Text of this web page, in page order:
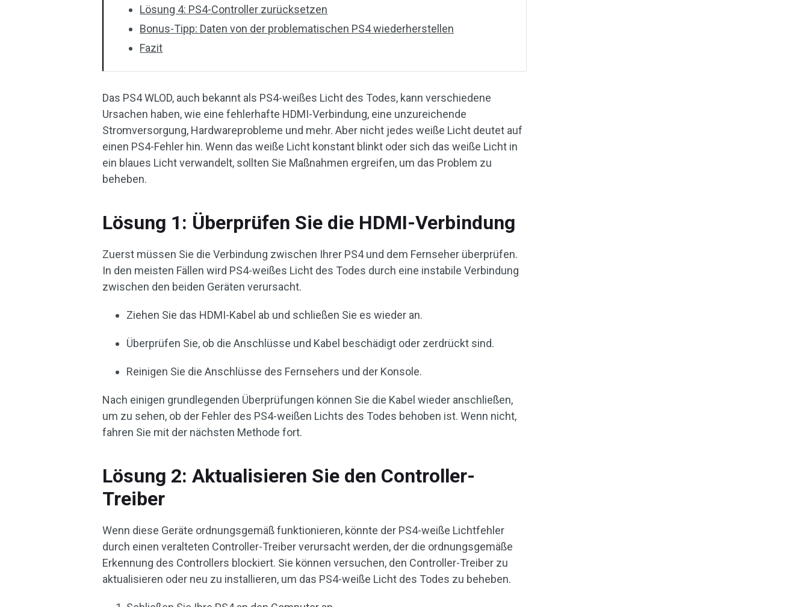
Lösung 4: PS4-Controller zurücksetzen
Bonus-Tipp: Daten von der problematischen PS4 wiederherstellen
Fazit
Das PS4 WLOD, auch bekannt als PS4-weißes Licht des Todes, kann verschiedene
Ursachen haben, wie eine fehlerhafte HDMI-Verbindung, eine unzureichende
Stromversorgung, Hardwareprobleme und mehr. Aber nicht jedes weiße Licht deutet auf
einen PS4-Fehler hin. Wenn das weiße Licht konstant blinkt oder sich das weiße Licht in
ein blaues Licht verwandelt, sollten Sie Maßnahmen ergreifen, um das Problem zu
beheben.
Lösung 1: Überprüfen Sie die HDMI-Verbindung
Zuerst müssen Sie die Verbindung zwischen Ihrer PS4 und dem Fernseher überprüfen.
In den meisten Fällen wird PS4-weißes Licht des Todes durch eine instabile Verbindung
zwischen den beiden Geräten verursacht.
Ziehen Sie das HDMI-Kabel ab und schließen Sie es wieder an.
Überprüfen Sie, ob die Anschlüsse und Kabel beschädigt oder zerdrückt sind.
Reinigen Sie die Anschlüsse des Fernsehers und der Konsole.
Nach einigen grundlegenden Überprüfungen können Sie die Kabel wieder anschließen,
um zu sehen, ob der Fehler des PS4-weißen Lichts des Todes behoben ist. Wenn nicht,
fahren Sie mit der nächsten Methode fort.
Lösung 2: Aktualisieren Sie den Controller-
Treiber
Wenn diese Geräte ordnungsgemäß funktionieren, könnte der PS4-weiße Lichtfehler
durch einen veralteten Controller-Treiber verursacht werden, der die ordnungsgemäße
Erkennung des Controllers blockiert. Sie können versuchen, den Controller-Treiber zu
aktualisieren oder neu zu installieren, um das PS4-weiße Licht des Todes zu beheben.